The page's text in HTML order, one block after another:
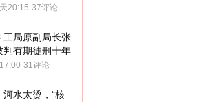
20:15 37评论
工局原副局长张
判有期徒刑十年
31评论
水太烫，“核